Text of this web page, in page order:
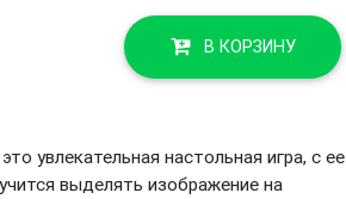
В КОРЗИНУ
увлекательная настольная игра, с ее
выделять изображение на